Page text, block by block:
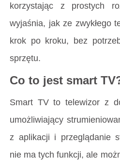
korzystając z prostych
wyjaśnia, jak ze zwykłego
krok po kroku, bez
sprzętu.
Co to jest smart
Smart TV to telewizor z
umożliwiający
z aplikacji i przeglądanie
nie ma tych funkcji, ale